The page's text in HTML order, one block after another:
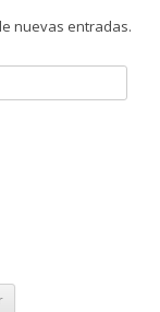
nuevas entradas.